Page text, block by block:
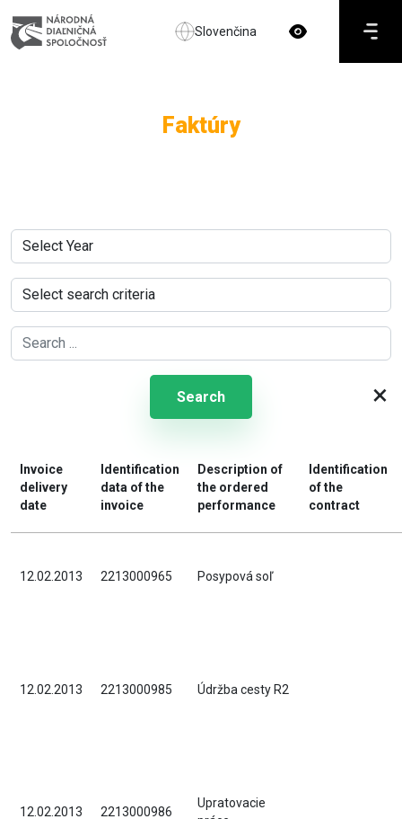
Slovenčina
Faktúry
Search ×
Invoice
delivery
date
Identification
data of the
invoice
Description of
the ordered
performance
Identification
of the
contract
12.02.2013 2213000965 Posypová soľ
12.02.2013 2213000985 Údržba cesty R2
12.02.2013 2213000986
Upratovacie